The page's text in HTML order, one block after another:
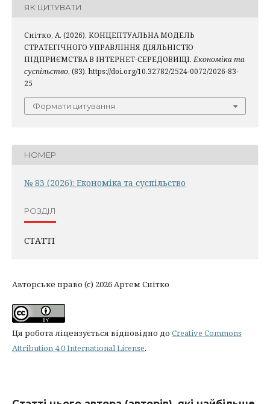
ЯК ЦИТУВАТИ
Снітко, А. (2026). КОНЦЕПТУАЛЬНА МОДЕЛЬ
СТРАТЕГІЧНОГО УПРАВЛІННЯ ДІЯЛЬНІСТЮ
ПІДПРИЄМСТВА В ІНТЕРНЕТ-СЕРЕДОВИЩІ. Економіка та
суспільство, (83). https://doi.org/10.32782/2524-0072/2026-83-
25
Формати цитування
НОМЕР
№ 83 (2026): Економіка та суспільство
РОЗДІЛ
СТАТТІ
Авторське право (c) 2026 Артем Снітко
Ця робота ліцензується відповідно до Creative Commons
Attribution 4.0 International License.